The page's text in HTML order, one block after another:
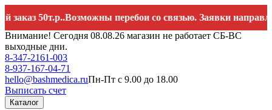
перебои со связью. Заявки направляйте на
Внимание! Сегодня 08.08.26 магазин не работает СБ-ВС
выходные дни.
8-347-2161-003
8-937-167-04-71
hello@bashmedica.ruПн-Пт с 9.00 до 18.00
Выписать счет
Каталог